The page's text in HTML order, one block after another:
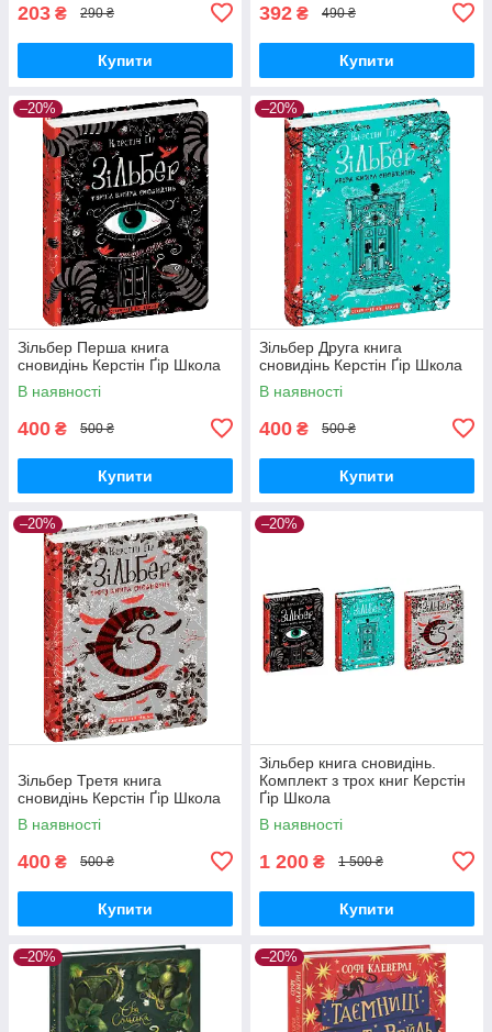
203 ₴ 290 ₴
Купити
392 ₴ 490 ₴
Купити
–20%
Зільбер Перша книга
сновидінь Керстін Ґір Школа
В наявності
400 ₴ 500 ₴
Купити
–20%
Зільбер Друга книга
сновидінь Керстін Ґір Школа
В наявності
400 ₴ 500 ₴
Купити
–20%
Зільбер Третя книга
сновидінь Керстін Ґір Школа
В наявності
400 ₴ 500 ₴
Купити
–20%
Зільбер книга сновидінь.
Комплект з трох книг Керстін
Ґір Школа
В наявності
1 200 ₴ 1 500 ₴
Купити
–20% –20%